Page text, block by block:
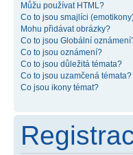
Můžu používat HTML?
Co to jsou smajlíci
Mohu přidávat obrázky?
Co to jsou Globální
Co to jsou oznámení?
Co to jsou důležitá témata?
Co to jsou uzamčená témata?
Co jsou ikony témat?